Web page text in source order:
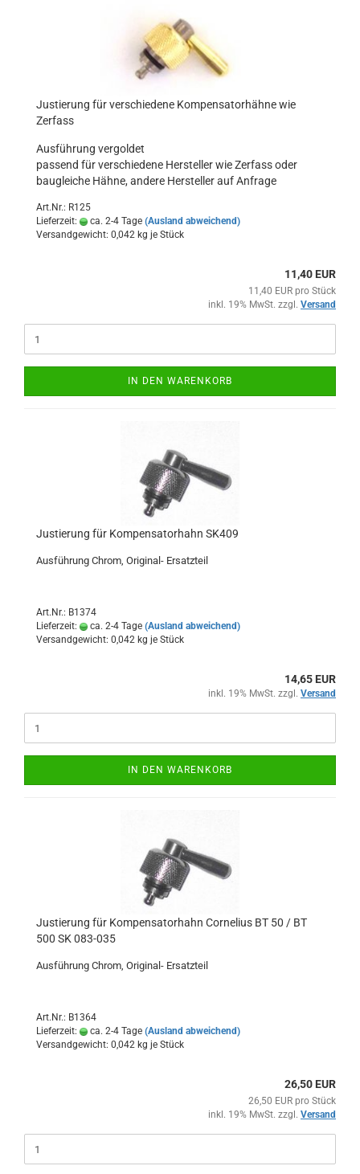
Justierung für verschiedene Kompensatorhähne wie
Zerfass
Ausführung vergoldet
passend für verschiedene Hersteller wie Zerfass oder
baugleiche Hähne, andere Hersteller auf Anfrage
Art.Nr.: R125
Lieferzeit:
ca. 2-4 Tage (Ausland abweichend)
Versandgewicht: 0,042 kg je Stück
11,40 EUR
11,40 EUR pro Stück
inkl. 19% MwSt. zzgl. Versand
IN DEN WARENKORB
Justierung für Kompensatorhahn SK409
Ausführung Chrom, Original- Ersatzteil
Art.Nr.: B1374
Lieferzeit:
ca. 2-4 Tage (Ausland abweichend)
Versandgewicht: 0,042 kg je Stück
14,65 EUR
inkl. 19% MwSt. zzgl. Versand
IN DEN WARENKORB
Justierung für Kompensatorhahn Cornelius BT 50 / BT
500 SK 083-035
Ausführung Chrom, Original- Ersatzteil
Art.Nr.: B1364
Lieferzeit:
ca. 2-4 Tage (Ausland abweichend)
Versandgewicht: 0,042 kg je Stück
26,50 EUR
26,50 EUR pro Stück
inkl. 19% MwSt. zzgl. Versand